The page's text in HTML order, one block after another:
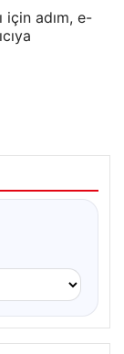
için adım, e-